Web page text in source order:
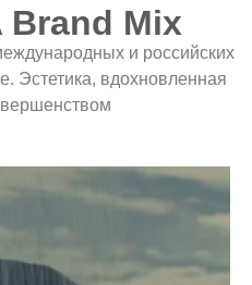
Brand Mix
и российских
Эстетика, вдохновленная